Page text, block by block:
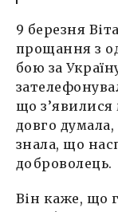
9 березня
прощання з
бою за
що
довго
знала, що
доброволець.
Він каже, що